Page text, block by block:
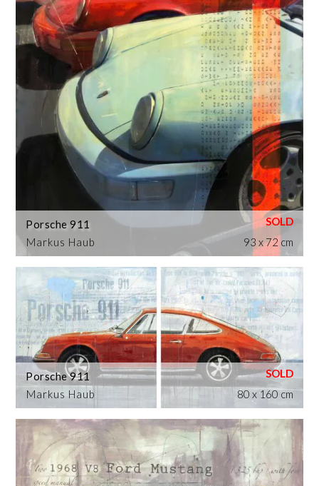
Markus Haub
Porsche 911
93 x 72 cm
Markus Haub
Porsche 911
80 x 160 cm